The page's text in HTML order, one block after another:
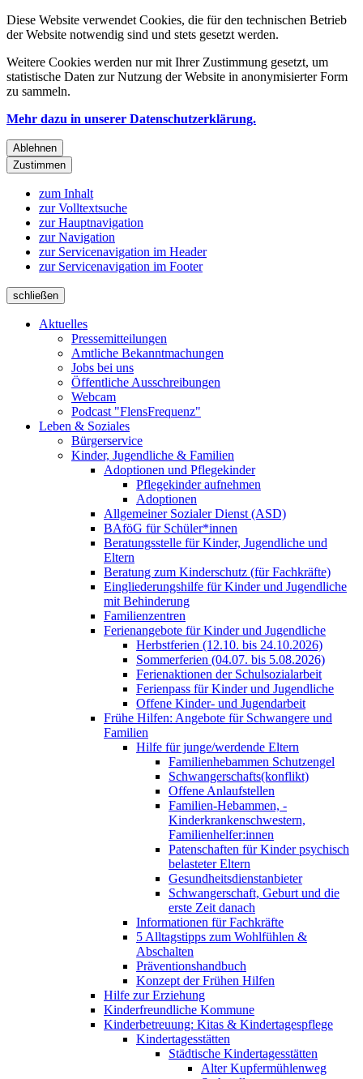
Diese Website verwendet Cookies, die für den technischen Betrieb
der Website notwendig sind und stets gesetzt werden.
Weitere Cookies werden nur mit Ihrer Zustimmung gesetzt, um
statistische Daten zur Nutzung der Website in anonymisierter Form
zu sammeln.
Mehr dazu in unserer Datenschutzerklärung.
Ablehnen
Zustimmen
zum Inhalt
zur Volltextsuche
zur Hauptnavigation
zur Navigation
zur Servicenavigation im Header
zur Servicenavigation im Footer
schließen
Aktuelles
Pressemitteilungen
Amtliche Bekanntmachungen
Jobs bei uns
Öffentliche Ausschreibungen
Webcam
Podcast "FlensFrequenz"
Leben & Soziales
Bürgerservice
Kinder, Jugendliche & Familien
Adoptionen und Pflegekinder
Pflegekinder aufnehmen
Adoptionen
Allgemeiner Sozialer Dienst (ASD)
BAföG für Schüler*innen
Beratungsstelle für Kinder, Jugendliche und
Eltern
Beratung zum Kinderschutz (für Fachkräfte)
Eingliederungshilfe für Kinder und Jugendliche
mit Behinderung
Familienzentren
Ferienangebote für Kinder und Jugendliche
Herbstferien (12.10. bis 24.10.2026)
Sommerferien (04.07. bis 5.08.2026)
Ferienaktionen der Schulsozialarbeit
Ferienpass für Kinder und Jugendliche
Offene Kinder- und Jugendarbeit
Frühe Hilfen: Angebote für Schwangere und
Familien
Hilfe für junge/werdende Eltern
Familienhebammen Schutzengel
Schwangerschafts(konflikt)
Offene Anlaufstellen
Familien-Hebammen, -
Kinderkrankenschwestern,
Familienhelfer:innen
Patenschaften für Kinder psychisch
belasteter Eltern
Gesundheitsdienstanbieter
Schwangerschaft, Geburt und die
erste Zeit danach
Informationen für Fachkräfte
5 Alltagstipps zum Wohlfühlen &
Abschalten
Präventionshandbuch
Konzept der Frühen Hilfen
Hilfe zur Erziehung
Kinderfreundliche Kommune
Kinderbetreuung: Kitas & Kindertagespflege
Kindertagesstätten
Städtische Kindertagesstätten
Alter Kupfermühlenweg